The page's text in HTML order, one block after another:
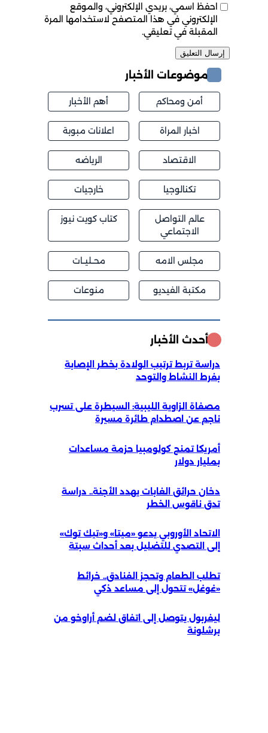
احفظ اسمي، بريدي الإلكتروني، والموقع
الإلكتروني في هذا المتصفح لاستخدامها المرة
المقبلة في تعليقي.
موضوعات الأخبار
أمن ومحاكم أهم الأخبار
اخبار المراة اعلانات مبوبة
الاقتصاد الرياضه
تكنالوجيا خارجيات
عالم التواصل
الاجتماعي
كتاب كويت نيوز
مجلس الامه محــليــات
مكتبة الفيديو منوعات
أحدث الأخبار
دراسة تربط ترتيب الولادة بخطر الإصابة
بفرط النشاط والتوحد
مصفاة الزاوية الليبية: السيطرة على تسرب
ناجم عن اصطدام طائرة مسيرة
أمريكا تمنح كولومبيا حزمة مساعدات
بمليار دولار
دخان حرائق الغابات يهدد الأجنة.. دراسة
تدق ناقوس الخطر
الاتحاد الأوروبي يدعو «ميتا» و«تيك توك»
إلى التصدي للتضليل بعد أحداث سبتة
تطلب الطعام وتحجز الفنادق.. خرائط
«غوغل» تتحول إلى مساعد ذكي
ليفربول يتوصل إلى اتفاق لضم أراوخو من
برشلونة